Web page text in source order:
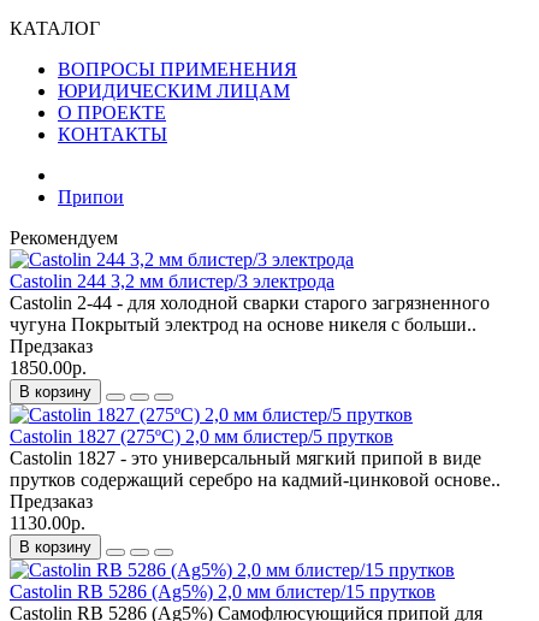
КАТАЛОГ
ВОПРОСЫ ПРИМЕНЕНИЯ
ЮРИДИЧЕСКИМ ЛИЦАМ
О ПРОЕКТЕ
КОНТАКТЫ
Припои
Рекомендуем
Castolin 244 3,2 мм блистер/3 электрода
Castolin 2-44 - для холодной сварки старого загрязненного
чугуна Покрытый электрод на основе никеля с больши..
Предзаказ
1850.00р.
В корзину
Castolin 1827 (275ºС) 2,0 мм блистер/5 прутков
Castolin 1827 - это универсальный мягкий припой в виде
прутков содержащий серебро на кадмий-цинковой основе..
Предзаказ
1130.00р.
В корзину
Castolin RB 5286 (Ag5%) 2,0 мм блистер/15 прутков
Castolin RB 5286 (Ag5%) Самофлюсующийся припой для